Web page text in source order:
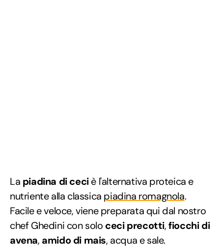
La piadina di ceciè l'alternativa proteica e
nutriente alla classica piadina romagnola.
Facile e veloce, viene preparata qui dal nostro
chef Ghedini con solo ceci precotti,fiocchi di
avena, amido di mais, acqua e sale.